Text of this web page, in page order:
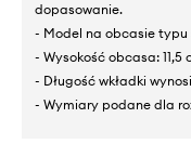
dopasowanie.
- Model na obcasie typu
- Wysokość obcasa: 11,5
- Długość wkładki
- Wymiary podane dla